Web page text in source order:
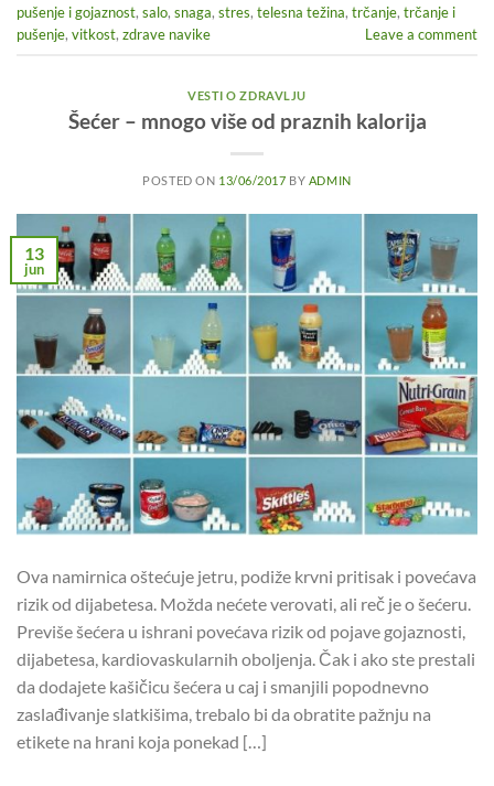
pušenje i gojaznost, salo, snaga, stres, telesna težina, trčanje, trčanje i
pušenje, vitkost, zdrave navike Leave a comment
VESTI O ZDRAVLJU
Šećer – mnogo više od praznih kalorija
POSTED ON 13/06/2017 BY ADMIN
13
jun
Ova namirnica oštećuje jetru, podiže krvni pritisak i povećava
rizik od dijabetesa. Možda nećete verovati, ali reč je o šećeru.
Previše šećera u ishrani povećava rizik od pojave gojaznosti,
dijabetesa, kardiovaskularnih oboljenja. Čak i ako ste prestali
da dodajete kašičicu šećera u caj i smanjili popodnevno
zaslađivanje slatkišima, trebalo bi da obratite pažnju na
etikete na hrani koja ponekad […]